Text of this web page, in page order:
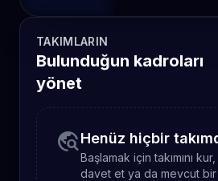
TAKIMLARIN
Bulunduğun kadroları
yönet
travel_exploreHenüz hiçbir
Başlamak için takımını
davet et ya da mevcut bir